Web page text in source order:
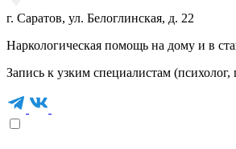
г. Саратов, ул. Белоглинская, д. 22
Наркологическая помощь на дому и в
Запись к узким специалистам (психолог,